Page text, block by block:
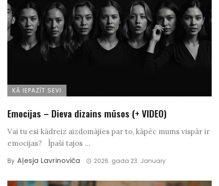
KĀ IEPAZĪT SEVI
Emocijas – Dieva dizains mūsos (+ VIDEO)
Vai tu esi kādreiz aizdomājies par to, kāpēc mums vispār ir
emocijas? Īpaši tajos ...
By Aļesja Lavrinoviča 2026. gada 23. January